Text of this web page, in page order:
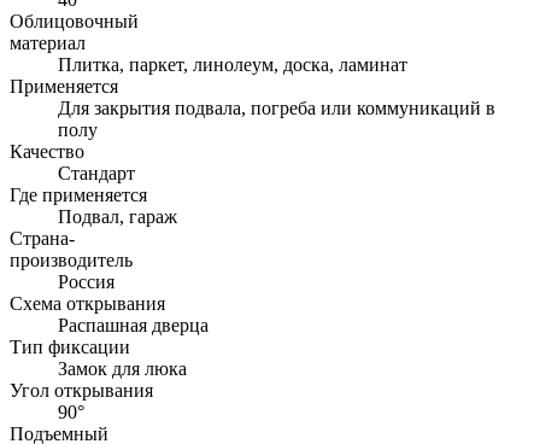
Облицовочный
материал
Плитка, паркет, линолеум, доска, ламинат
Применяется
Для закрытия подвала, погреба или коммуникаций в
полу
Качество
Стандарт
Где применяется
Подвал, гараж
Страна-
производитель
Россия
Схема открывания
Распашная дверца
Тип фиксации
Замок для люка
Угол открывания
90°
Подъемный